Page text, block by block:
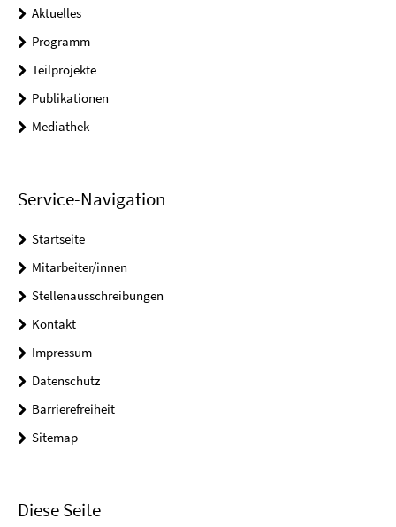
Aktuelles
Programm
Teilprojekte
Publikationen
Mediathek
Service-Navigation
Startseite
Mitarbeiter/innen
Stellenausschreibungen
Kontakt
Impressum
Datenschutz
Barrierefreiheit
Sitemap
Diese Seite